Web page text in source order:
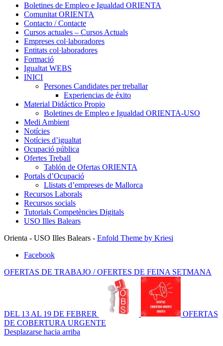
Boletines de Empleo e Igualdad ORIENTA
Comunitat ORIENTA
Contacto / Contacte
Cursos actuales – Cursos Actuals
Empreses col·laboradores
Entitats col·laboradores
Formació
Igualtat WEBS
INICI
Persones Candidates per treballar
Experiencias de éxito
Material Didáctico Propio
Boletines de Empleo e Igualdad ORIENTA-USO
Medi Ambient
Notícies
Notícies d’igualtat
Ocupació pública
Ofertes Treball
Tablón de Ofertas ORIENTA
Portals d’Ocupació
Llistats d’empreses de Mallorca
Recursos Laborals
Recursos socials
Tutorials Competències Digitals
USO Illes Balears
Orienta - USO Illes Balears - Enfold Theme by Kriesi
Facebook
OFERTAS DE TRABAJO / OFERTES DE FEINA SETMANA
DEL 13 AL 19 DE FEBRER
OFERTAS
DE COBERTURA URGENTE
Desplazarse hacia arriba